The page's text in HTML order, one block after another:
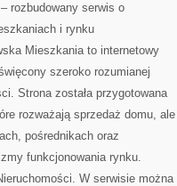
rozbudowany serwis o
i rynku
Mieszkania to internetowy
szeroko rozumianej
Strona została przygotowana
rozważają sprzedaż domu, ale
pośrednikach oraz
funkcjonowania rynku.
W serwisie można